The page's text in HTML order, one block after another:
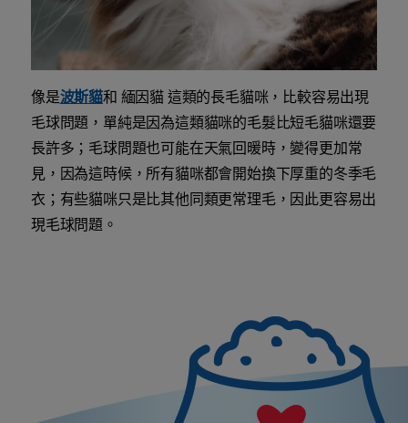
像是波斯貓和 緬因貓 這類的長毛貓咪，比較容易出現
毛球問題，單純是因為這類貓咪的毛髮比短毛貓咪還要
長許多；毛球問題也可能在天氣回暖時，變得更加常
見，因為這時候，所有貓咪都會開始換下厚重的冬季毛
衣；有些貓咪只是比其他同類更常理毛，因此更容易出
現毛球問題。